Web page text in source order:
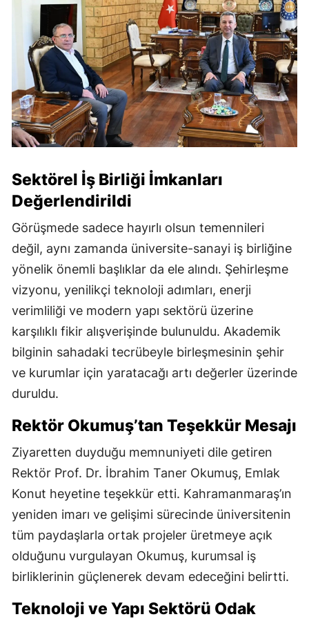
Sektörel İş Birliği İmkanları
Değerlendirildi
Görüşmede sadece hayırlı olsun temennileri
değil, aynı zamanda üniversite-sanayi iş birliğine
yönelik önemli başlıklar da ele alındı. Şehirleşme
vizyonu, yenilikçi teknoloji adımları, enerji
verimliliği ve modern yapı sektörü üzerine
karşılıklı fikir alışverişinde bulunuldu. Akademik
bilginin sahadaki tecrübeyle birleşmesinin şehir
ve kurumlar için yaratacağı artı değerler üzerinde
duruldu.
Rektör Okumuş’tan Teşekkür Mesajı
Ziyaretten duyduğu memnuniyeti dile getiren
Rektör Prof. Dr. İbrahim Taner Okumuş, Emlak
Konut heyetine teşekkür etti. Kahramanmaraş’ın
yeniden imarı ve gelişimi sürecinde üniversitenin
tüm paydaşlarla ortak projeler üretmeye açık
olduğunu vurgulayan Okumuş, kurumsal iş
birliklerinin güçlenerek devam edeceğini belirtti.
Teknoloji ve Yapı Sektörü Odak